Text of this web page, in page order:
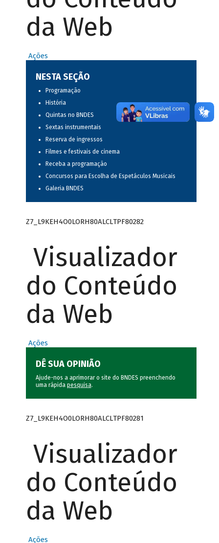
da Web
Ações
NESTA SEÇÃO
Programação
História
Quintas no BNDES
Sextas instrumentais
Reserva de ingressos
Filmes e festivais de cinema
Receba a programação
Concursos para Escolha de Espetáculos Musicais
Galeria BNDES
Z7_L9KEH4O0LORH80ALCLTPF80282
Visualizador
do Conteúdo
da Web
Ações
DÊ SUA OPINIÃO
Ajude-nos a aprimorar o site do BNDES preenchendo
uma rápida pesquisa.
Z7_L9KEH4O0LORH80ALCLTPF80281
Visualizador
do Conteúdo
da Web
Ações